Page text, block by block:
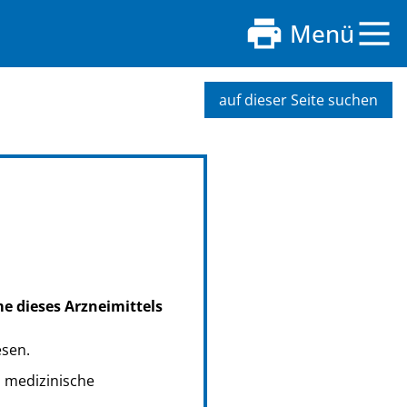
Menü
auf dieser Seite suchen
dieses Arzneimittels
medizinische